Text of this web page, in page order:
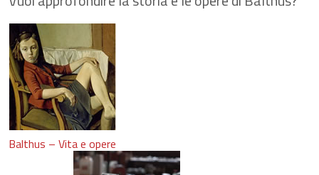
Balthus – Vita e opere